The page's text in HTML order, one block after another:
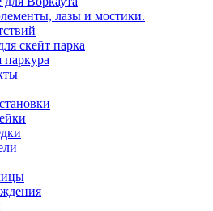
лазы и мостики.
скейт парка